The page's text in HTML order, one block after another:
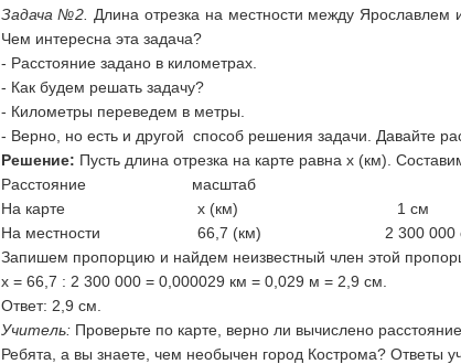
Задача №2.
Длина отрезка на местности между Ярославлем
Чем интересна эта задача?
- Расстояние задано в километрах.
- Как будем решать задачу?
- Километры переведем в метры.
- Верно, но есть и другой способ решения задачи. Давайте
Решение: Пусть длина отрезка на карте равна х (км).
Расстояние масштаб
На карте х (км) 1 см
На местности 66,7 (км) 2 300 000
Запишем пропорцию и найдем неизвестный член этой
х = 66,7 : 2 300 000 = 0,000029 км = 0,029 м = 2,9 см.
Ответ: 2,9 см.
Учитель:Проверьте по карте, верно ли вычислено расстояние.
Ребята, а вы знаете, чем необычен город Кострома? Ответы